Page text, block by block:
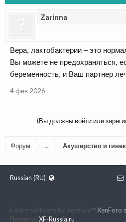
Zarinna
Вера, лактобактерии – это
Вы можете не предохраняться,
беременность, и Ваш партнер
4 фев 2026
(Вы должны войти или
Форум ... Акушерство и
Russian (RU)
Forum software by XenForo™XenForo
Перевод: XF-Russia.ru